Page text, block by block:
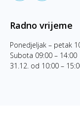
Radno vrijeme
Ponedjeljak – petak
Subota 09:00 – 14:00
31.12. od 10:00 –